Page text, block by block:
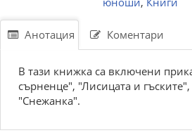
Анотация Коментари
В тази книжка са включени
сърненце", "Лисицата и
"Снежанка".